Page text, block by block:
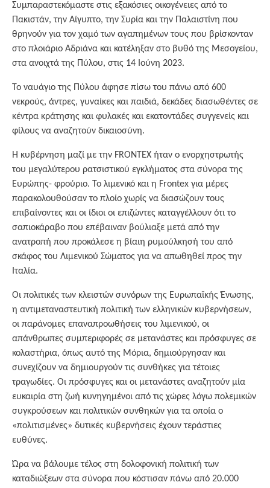
Συμπαραστεκόμαστε στις εξακόσιες οικογένειες από το
Πακιστάν, την Αίγυπτο, την Συρία και την Παλαιστίνη που
θρηνούν για τον χαμό των αγαπημένων τους που βρίσκονταν
στο πλοιάριο Αδριάνα και κατέληξαν στο βυθό της Μεσογείου,
στα ανοιχτά της Πύλου, στις 14 Ιούνη 2023.
Το ναυάγιο της Πύλου άφησε πίσω του πάνω από 600
νεκρούς, άντρες, γυναίκες και παιδιά, δεκάδες διασωθέντες σε
κέντρα κράτησης και φυλακές και εκατοντάδες συγγενείς και
φίλους να αναζητούν δικαιοσύνη.
Η κυβέρνηση μαζί με την FRONTEX ήταν ο ενορχηστρωτής
του μεγαλύτερου ρατσιστικού εγκλήματος στα σύνορα της
Ευρώπης- φρούριο. Το λιμενικό και η Frontex για μέρες
παρακολουθούσαν το πλοίο χωρίς να διασώζουν τους
επιβαίνοντες και οι ίδιοι οι επιζώντες καταγγέλλουν ότι το
σαπιοκάραβο που επέβαιναν βούλιαξε μετά από την
ανατροπή που προκάλεσε η βίαιη ρυμούλκησή του από
σκάφος του Λιμενικού Σώματος για να απωθηθεί προς την
Ιταλία.
Οι πολιτικές των κλειστών συνόρων της Ευρωπαϊκής Ένωσης,
η αντιμεταναστευτική πολιτική των ελληνικών κυβερνήσεων,
οι παράνομες επαναπροωθήσεις του λιμενικού, οι
απάνθρωπες συμπεριφορές σε μετανάστες και πρόσφυγες σε
κολαστήρια, όπως αυτό της Μόρια, δημιούργησαν και
συνεχίζουν να δημιουργούν τις συνθήκες για τέτοιες
τραγωδίες. Οι πρόσφυγες και οι μετανάστες αναζητούν μία
ευκαιρία στη ζωή κυνηγημένοι από τις χώρες λόγω πολεμικών
συγκρούσεων και πολιτικών συνθηκών για τα οποία ο
«πολιτισμένες» δυτικές κυβερνήσεις έχουν τεράστιες
ευθύνες.
Ώρα να βάλουμε τέλος στη δολοφονική πολιτική των
καταδιώξεων στα σύνορα που κόστισαν πάνω από 20.000